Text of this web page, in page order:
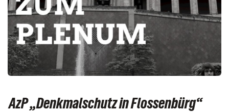
AzP „Denkmalschutz in Flossenbürg“